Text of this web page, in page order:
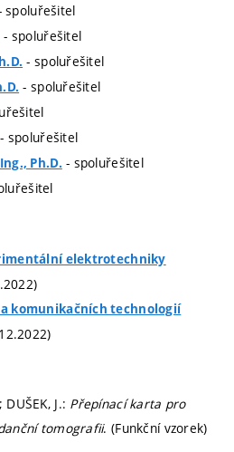
spoluřešitel
- spoluřešitel
- spoluřešitel
- spoluřešitel
- spoluřešitel
Ph.D. - spoluřešitel
elektrotechniky
komunikačních technologií
J.: Přepínací karta pro
tomografii. (Funkční vzorek)